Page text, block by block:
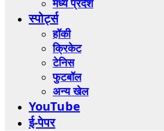
मध्य प्रदेश
स्पोर्ट्स
हॉकी
क्रिकेट
टेनिस
फुटबॉल
अन्य खेल
YouTube
ई-पेपर